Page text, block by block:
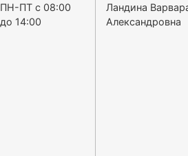
ПН-ПТ с 08:00
до 14:00
Ландина
Александровна